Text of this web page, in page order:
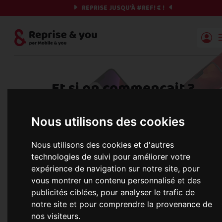
Nous utilisons des cookies
Nous utilisons des cookies et d'autres
technologies de suivi pour améliorer votre
expérience de navigation sur notre site, pour
vous montrer un contenu personnalisé et des
publicités ciblées, pour analyser le trafic de
notre site et pour comprendre la provenance de
nos visiteurs.
REPRISE JUSQU'À #REF!€ !
Reprise | Mobile & you
Et si on commençait ?
c'est parti !
Nous récupérons les meilleures
Une erreur est survenue :